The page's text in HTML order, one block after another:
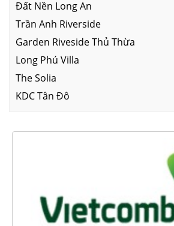
Đất Nền Long An
Trần Anh Riverside
Garden Riveside Thủ Thừa
Long Phú Villa
The Solia
KDC Tân Đô